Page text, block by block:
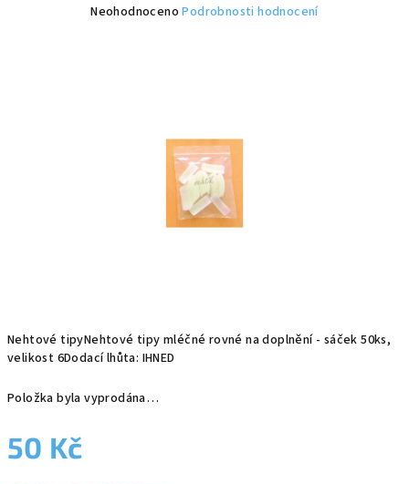
Nehtové tipyNehtové tipy mléčné rovné na doplnění - sáček 50ks,
velikost 6Dodací lhůta: IHNED
Položka byla vyprodána…
50 Kč
Průměrné
Neohodnoceno Podrobnosti hodnocení